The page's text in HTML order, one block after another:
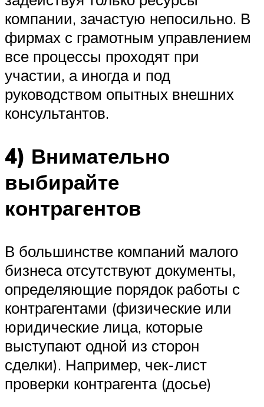
компании, зачастую непосильно. В
фирмах с грамотным управлением
все процессы проходят при
участии, а иногда и под
руководством опытных внешних
консультантов.
4) Внимательно
выбирайте
контрагентов
В большинстве компаний малого
бизнеса отсутствуют документы,
определяющие порядок работы с
контрагентами (физические или
юридические лица, которые
выступают одной из сторон
сделки). Например, чек-лист
проверки контрагента (досье)